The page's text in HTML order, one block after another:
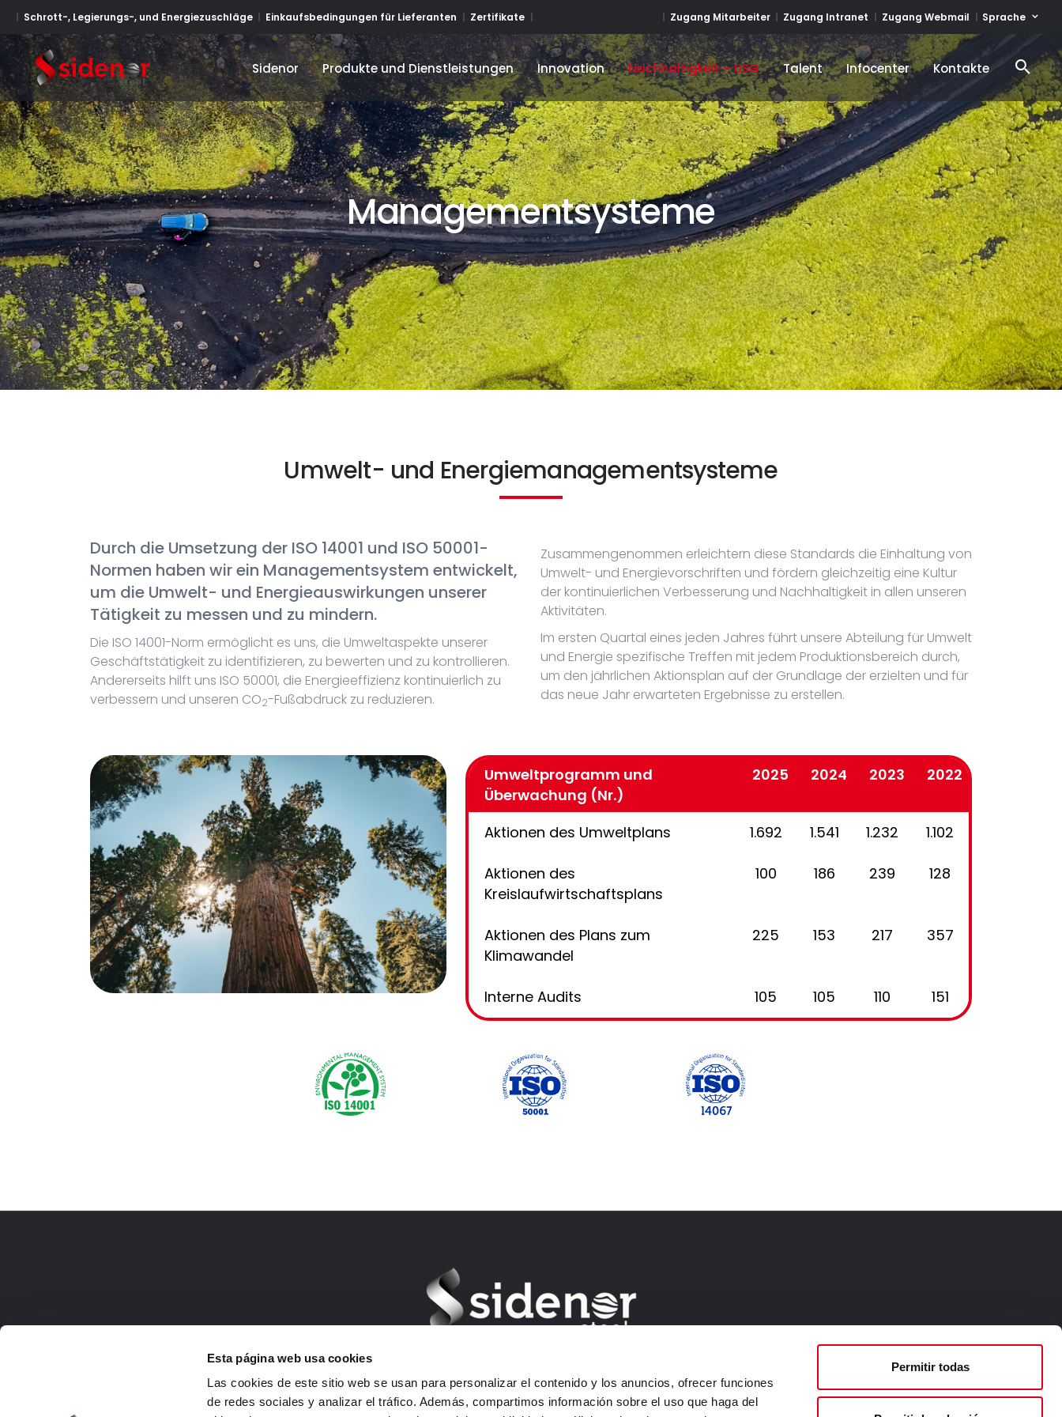
Esta página web usa cookies
Las cookies de este sitio web se usan para personalizar el contenido y los anuncios, ofrecer funciones
de redes sociales y analizar el tráfico. Además, compartimos información sobre el uso que haga del
Permitir todas
Schrott-, Legierungs-, und Energiezuschläge Einkaufsbedingungen für Lieferanten Zertifikate Zugang Mitarbeiter Zugang Intranet Zugang Webmail Sprache
Sidenor
Sidenor
Produkte und Dienstleistungen
Produkte und Dienstleistungen
Innovation
Innovation
Nachhaltigkeit – USG
Nachhaltigkeit – USG
Talent
Talent
Infocenter
Infocenter
Kontakte
Kontakte
Managementsysteme
Umwelt- und Energiemanagementsysteme
Durch die Umsetzung der ISO 14001 und ISO 50001-
Normen haben wir ein Managementsystem entwickelt,
um die Umwelt- und Energieauswirkungen unserer
Tätigkeit zu messen und zu mindern.
Die ISO 14001-Norm ermöglicht es uns, die Umweltaspekte unserer
Geschäftstätigkeit zu identifizieren, zu bewerten und zu kontrollieren.
Andererseits hilft uns ISO 50001, die Energieeffizienz kontinuierlich zu
verbessern und unseren CO2-Fußabdruck zu reduzieren.
Zusammengenommen erleichtern diese Standards die Einhaltung von
Umwelt- und Energievorschriften und fördern gleichzeitig eine Kultur
der kontinuierlichen Verbesserung und Nachhaltigkeit in allen unseren
Aktivitäten.
Im ersten Quartal eines jeden Jahres führt unsere Abteilung für Umwelt
und Energie spezifische Treffen mit jedem Produktionsbereich durch,
um den jährlichen Aktionsplan auf der Grundlage der erzielten und für
das neue Jahr erwarteten Ergebnisse zu erstellen.
Umweltprogramm und
Überwachung (Nr.)
2025 2024 2023 2022
Aktionen des Umweltplans 1.692 1.541 1.232 1.102
Aktionen des
Kreislaufwirtschaftsplans
100 186 239 128
Aktionen des Plans zum
Klimawandel
225 153 217 357
Interne Audits 105 105 110 151
Barrio Ugarte s/n – 48970 Basauri (Bizkaia) Spain
USt-ID: B01292903